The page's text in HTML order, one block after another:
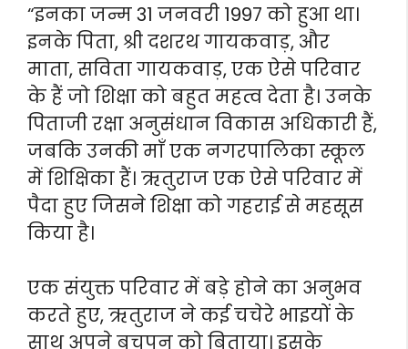
“इनका जन्म 31 जनवरी 1997 को हुआ था।
इनके पिता, श्री दशरथ गायकवाड़, और
माता, सविता गायकवाड़, एक ऐसे परिवार
के हैं जो शिक्षा को बहुत महत्व देता है। उनके
पिताजी रक्षा अनुसंधान विकास अधिकारी हैं,
जबकि उनकी माँ एक नगरपालिका स्कूल
में शिक्षिका हैं। ऋतुराज एक ऐसे परिवार में
पैदा हुए जिसने शिक्षा को गहराई से महसूस
किया है।
एक संयुक्त परिवार में बड़े होने का अनुभव
करते हुए, ऋतुराज ने कई चचेरे भाइयों के
साथ अपने बचपन को बिताया। इसके